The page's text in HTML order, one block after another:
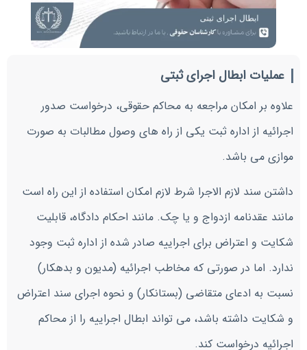
عملیات ابطال اجرای ثبتی
علاوه بر امکان مراجعه به محاکم حقوقی، درخواست صدور
اجرائیه از اداره ثبت یکی از راه های وصول مطالبات به صورت
موازی می باشد.
داشتن سند لازم الاجرا شرط لازم امکان استفاده از این راه است
مانند عقدنامه ازدواج و یا چک. مانند احکام دادگاه، قابلیت
شکایت و اعتراض برای اجراییه صادر شده از اداره ثبت وجود
ندارد. اما در صورتی که مخاطب اجرائیه (مدیون و بدهکار)
نسبت به ادعای متقاضی (بستانکار) و نحوه اجرای سند اعتراض
و شکایت داشته باشد، می تواند ابطال اجراییه را از محاکم
اجرائیه درخواست کند.